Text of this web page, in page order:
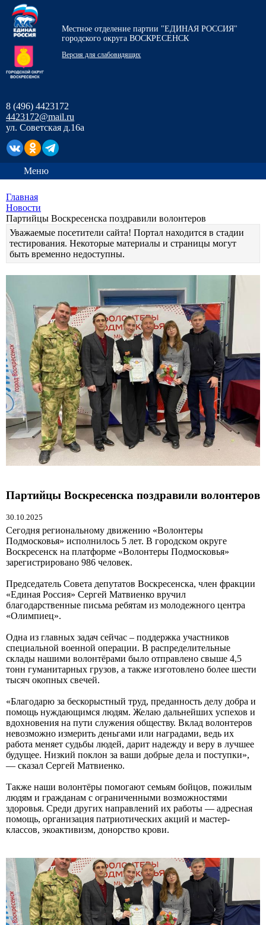
Местное отделение партии "ЕДИНАЯ РОССИЯ"
городского округа ВОСКРЕСЕНСК
Версия для слабовидящих
8 (496) 4423172
4423172@mail.ru
ул. Советская д.16а
Меню
Главная
Новости
Партийцы Воскресенска поздравили волонтеров
Уважаемые посетители сайта! Портал находится в стадии
тестирования. Некоторые материалы и страницы могут
быть временно недоступны.
Партийцы Воскресенска поздравили волонтеров
30.10.2025
Сегодня региональному движению «Волонтеры
Подмосковья» исполнилось 5 лет. В городском округе
Воскресенск на платформе «Волонтеры Подмосковья»
зарегистрировано 986 человек.
Председатель Совета депутатов Воскресенска, член фракции
«Единая Россия» Сергей Матвиенко вручил
благодарственные письма ребятам из молодежного центра
«Олимпиец».
Одна из главных задач сейчас – поддержка участников
специальной военной операции. В распределительные
склады нашими волонтёрами было отправлено свыше 4,5
тонн гуманитарных грузов, а также изготовлено более шести
тысяч окопных свечей.
«Благодарю за бескорыстный труд, преданность делу добра и
помощь нуждающимся людям. Желаю дальнейших успехов и
вдохновения на пути служения обществу. Вклад волонтеров
невозможно измерить деньгами или наградами, ведь их
работа меняет судьбы людей, дарит надежду и веру в лучшее
будущее. Низкий поклон за ваши добрые дела и поступки»,
— сказал Сергей Матвиенко.
Также наши волонтёры помогают семьям бойцов, пожилым
людям и гражданам с ограниченными возможностями
здоровья. Среди других направлений их работы — адресная
помощь, организация патриотических акций и мастер-
классов, экоактивизм, донорство крови.